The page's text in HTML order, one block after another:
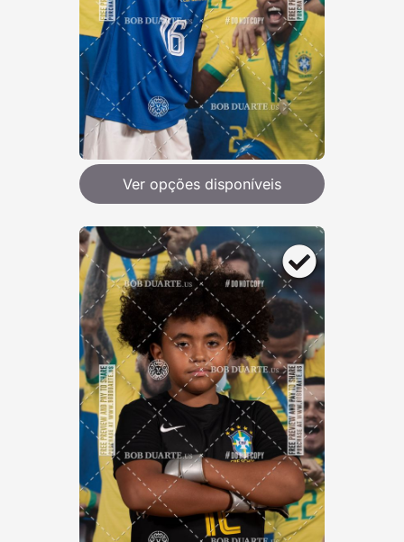
Ver opções disponíveis